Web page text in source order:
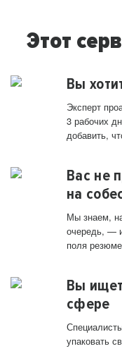
Этот
Вы
Эксперт
3 рабочих
добавить,
Вас не
на
Мы знаем,
очередь, —
поля
Вы
сфере
упаковать